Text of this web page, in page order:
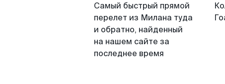
Самый быстрый прямой
перелет из Милана туда
и обратно, найденный
на нашем сайте за
последнее время